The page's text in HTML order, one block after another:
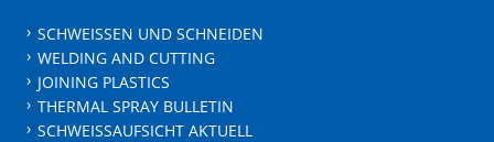
SCHWEISSEN UND SCHNEIDEN
WELDING AND CUTTING
JOINING PLASTICS
THERMAL SPRAY BULLETIN
SCHWEISSAUFSICHT AKTUELL